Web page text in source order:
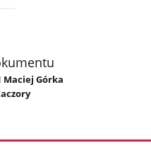
Maciej Górka